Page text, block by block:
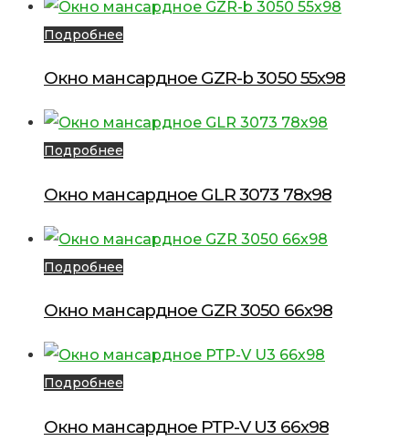
Подробнее
Окно мансардное GZR-b 3050 55х98
Подробнее
Окно мансардное GLR 3073 78х98
Подробнее
Окно мансардное GZR 3050 66х98
Подробнее
Окно мансардное РТР-V U3 66х98